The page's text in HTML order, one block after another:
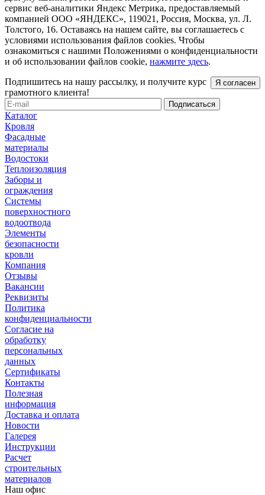
сервис веб-аналитики Яндекс Метрика, предоставляемый
компанией ООО «ЯНДЕКС», 119021, Россия, Москва, ул. Л.
Толстого, 16. Оставаясь на нашем сайте, вы соглашаетесь с
условиями использования файлов cookies. Чтобы
ознакомиться с нашими Положениями о конфиденциальности
и об использовании файлов cookie, нажмите здесь.
Я согласен
Подпишитесь на нашу рассылку, и получите курс
грамотного клиента!
Каталог
Кровля
Фасадные
материалы
Водостоки
Теплоизоляция
Заборы и
ограждения
Системы
поверхностного
водоотвода
Элементы
безопасности
кровли
Компания
Отзывы
Вакансии
Реквизиты
Политика
конфиденциальности
Согласие на
обработку
персональных
данных
Сертификаты
Контакты
Полезная
информация
Доставка и оплата
Новости
Галерея
Инструкции
Расчет
строительных
материалов
Наш офис